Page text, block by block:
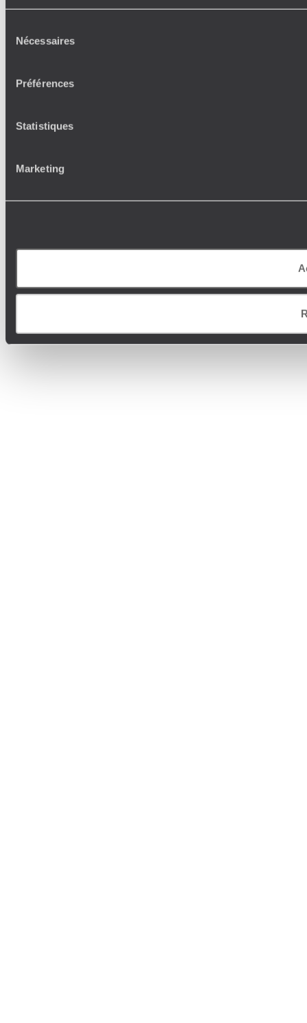
Nécessaires
Préférences
Statistiques
Marketing